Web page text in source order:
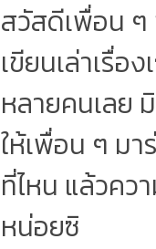
สวัสดีเพื่อน ๆ
เขียนเล่าเรื่อ
หลายคนเลย
ให้เพื่อน ๆ ม
ที่ไหน แล้วคว
หน่อยซิ